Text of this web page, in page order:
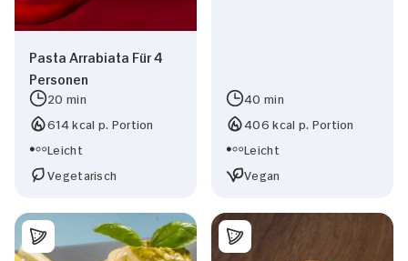
Pasta Arrabiata Für 4
Personen
20 min
614 kcal p. Portion
Leicht
Vegetarisch
40 min
406 kcal p. Portion
Leicht
Vegan